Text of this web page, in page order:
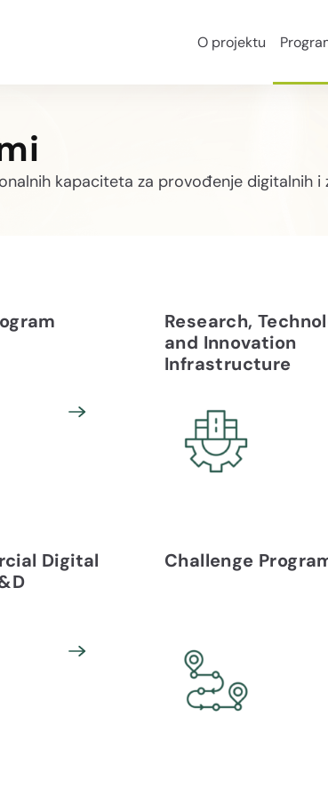
O projektu
kapaciteta za provođenje digitalnih i
Research,
and Innovation
Infrastructure
Digital
Challenge